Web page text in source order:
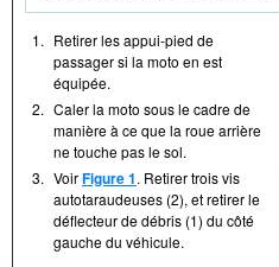
1. Retirer les appui-pied de
passager si la moto en est
équipée.
2. Caler la moto sous le cadre de
manière à ce que la roue arrière
ne touche pas le sol.
3. VoirFigure 1. Retirer trois vis
autotaraudeuses (2), et retirer le
déflecteur de débris (1) du côté
gauche du véhicule.